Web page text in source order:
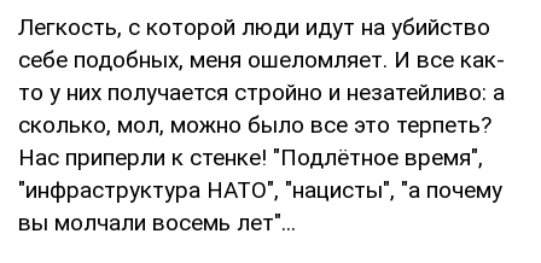
Легкость, с которой люди идут на убийство
себе подобных, меня ошеломляет. И все как-
то у них получается стройно и незатейливо: а
сколько, мол, можно было все это терпеть?
Нас приперли к стенке! "Подлётное время",
"инфраструктура НАТО", "нацисты", "а почему
вы молчали восемь лет"...